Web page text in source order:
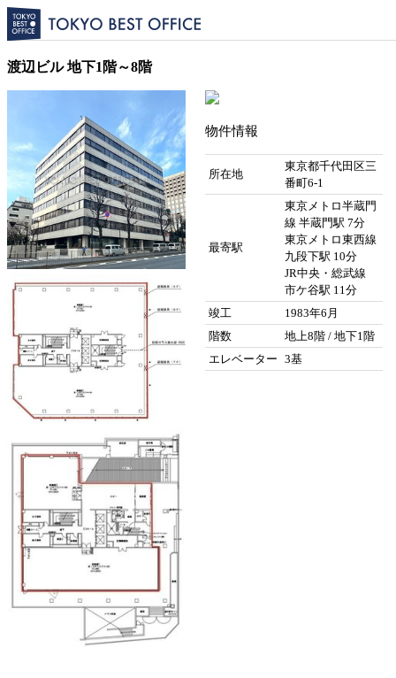
渡辺ビル 地下1階～8階
物件情報
所在地
東京都千代田区三
番町6-1
最寄駅
東京メトロ半蔵門
線 半蔵門駅 7分
東京メトロ東西線
九段下駅 10分
JR中央・総武線
市ケ谷駅 11分
竣工
1983年6月
階数
地上8階 / 地下1階
エレベーター 3基